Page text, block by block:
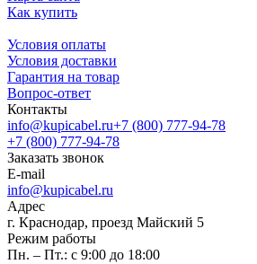
Как купить
Условия оплаты
Условия доставки
Гарантия на товар
Вопрос-ответ
Контакты
info@kupicabel.ru+7 (800) 777-94-78
+7 (800) 777-94-78
Заказать звонок
E-mail
info@kupicabel.ru
Адрес
г. Краснодар, проезд Майский 5
Режим работы
Пн. – Пт.: с 9:00 до 18:00